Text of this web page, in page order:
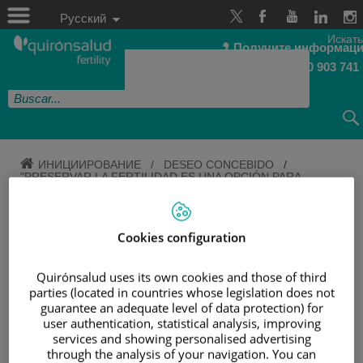
Перейти
содержимому
Получите
900 903 741
Selector
de
idioma
Idioma
Activo
Русский
Искать
ИНИЦИИРОВАНИЕ / DESEO CONCEBIDO /
"PRESERVAR LA FERTILIDAD ES UNA OPCIÓN PARA
POSPONER LA MATERNIDAD "
"PRESERVAR LA FERTILIDAD
ES UNA OPCIÓN PARA
PACIENTES ONCOLÓGICAS Y
MUJERES QUE QUIERAN
POSPONER LA MATERNIDAD
Cookies configuration
Quirónsalud uses its own cookies and those of third
parties (located in countries whose legislation does not
guarantee an adequate level of data protection) for
user authentication, statistical analysis, improving
services and showing personalised advertising
through the analysis of your navigation. You can